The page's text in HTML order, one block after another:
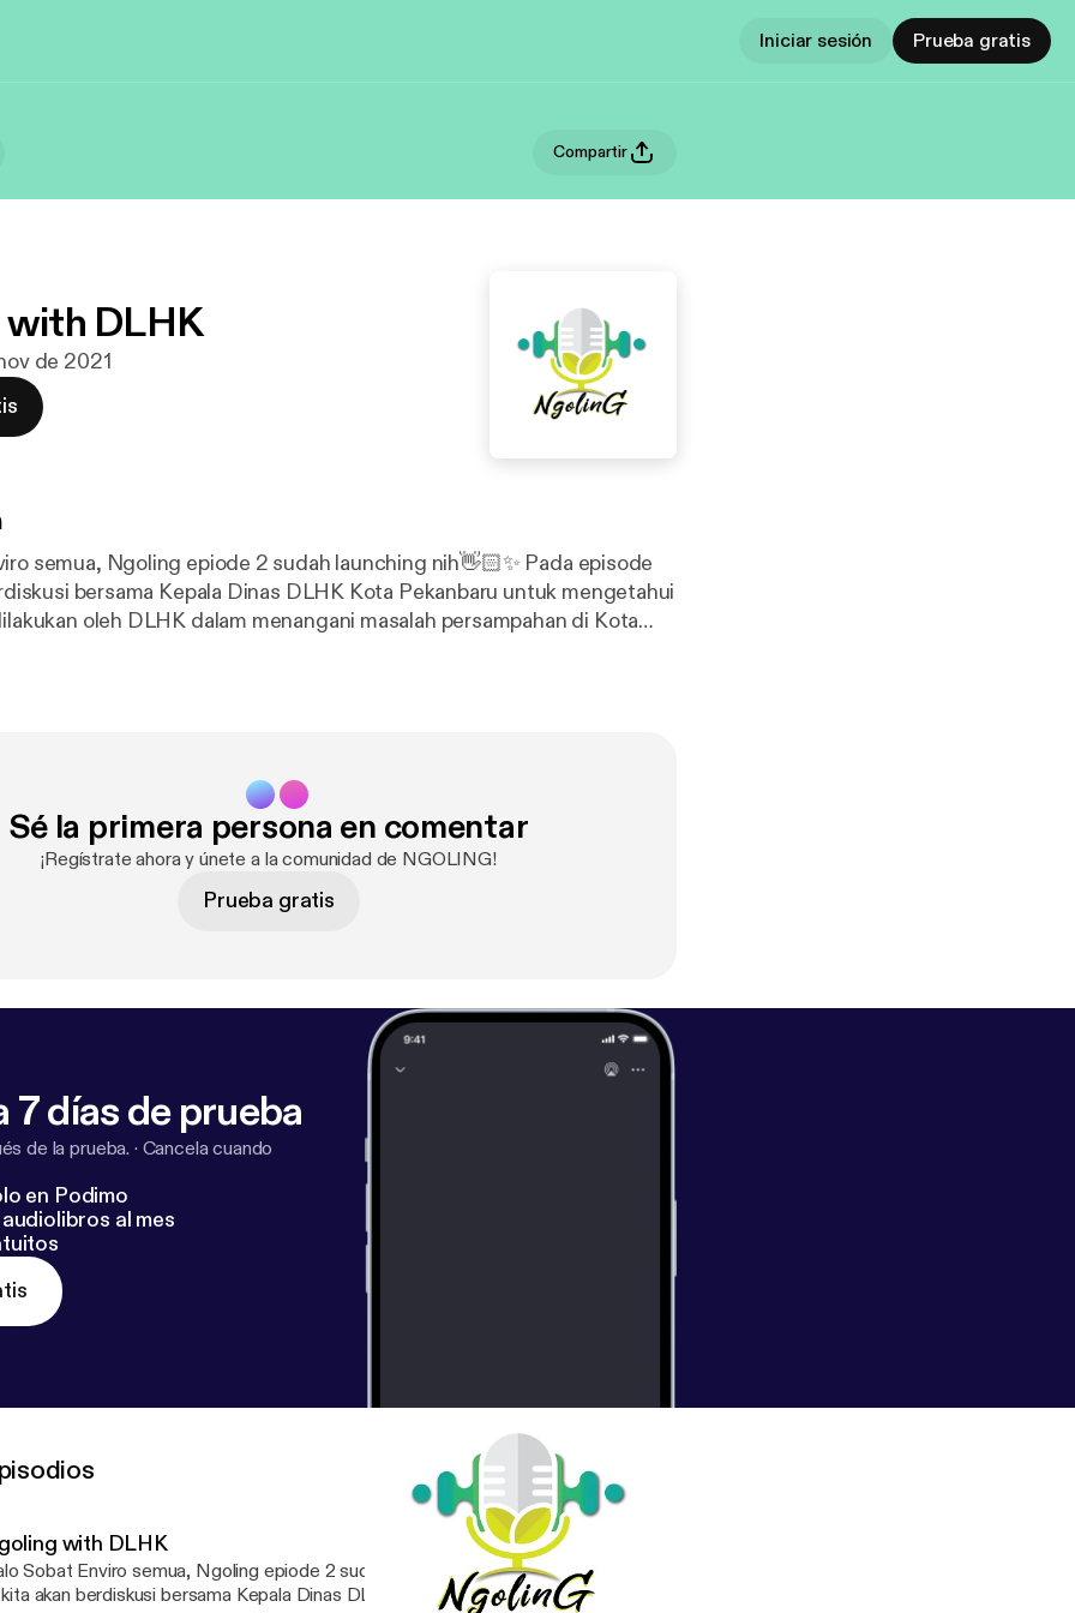
Iniciar sesión Prueba gratis
Compartir
DLHK
de 2021
Ngoling epiode 2 sudah launching nih👋🏻✨ Pada episode
bersama Kepala Dinas DLHK Kota Pekanbaru untuk mengetahui
oleh DLHK dalam menangani masalah persampahan di Kota
Sé la primera persona en comentar
¡Regístrate ahora y únete a la comunidad de NGOLING!
Prueba gratis
7 días de prueba
de la prueba. · Cancela cuando
en Podimo
al mes
with DLHK
Sobat Enviro semua, Ngoling epiode 2 sudah launching nih👋🏻✨ Pada episode
akan berdiskusi bersama Kepala Dinas DLHK Kota Pekanbaru untuk